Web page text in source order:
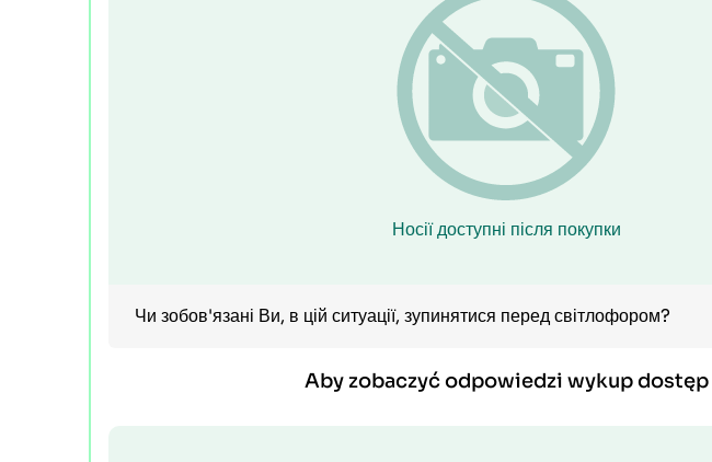
Носії доступні після покупки
Чи зобов'язані Ви, в цій ситуації, зупинятися перед світлофором?
Aby zobaczyć odpowiedzi wykup dostęp